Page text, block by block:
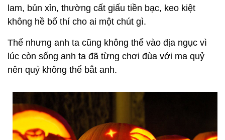
lam, bủn xỉn, thường cất giấu tiền bạc, keo kiệt
không hề bố thí cho ai một chút gì.
Thế nhưng anh ta cũng không thể vào địa ngục vì
lúc còn sống anh ta đã từng chơi đùa với ma quỷ
nên quỷ không thể bắt anh.